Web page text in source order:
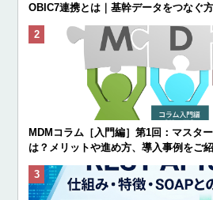
OBIC7連携とは｜基幹データをつなぐ
MDMコラム［入門編］第1回：マスタ
は？メリットや進め方、導入事例をご紹